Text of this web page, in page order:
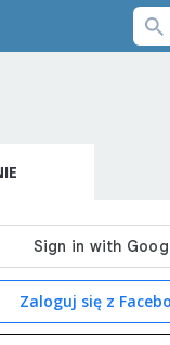
Zaloguj się z